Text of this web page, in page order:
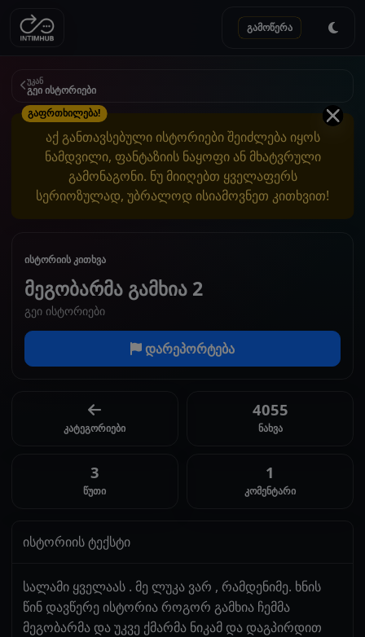
გამოწერა
უკან
გეი ისტორიები
გაფრთხილება!
აქ განთავსებული ისტორიები შეიძლება იყოს
ნამდვილი, ფანტაზიის ნაყოფი ან მხატვრული
გამონაგონი. ნუ მიიღებთ ყველაფერს
სერიოზულად, უბრალოდ ისიამოვნეთ კითხვით!
ისტორიის კითხვა
მეგობარმა გამხია 2
გეი ისტორიები
დარეპორტება
კატეგორიები
4055
ნახვა
3
წუთი
1
კომენტარი
ისტორიის ტექსტი
სალამი ყველაას . მე ლუკა ვარ , რამდენიმე. ხნის
წინ დავწერე ისტორია როგორ გამხია ჩემმა
მეგობარმა და უკვე ქმარმა ნიკამ და დაგპირდით